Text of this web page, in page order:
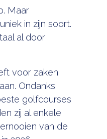
Maar
in zijn soort.
al door
voor zaken
Ondanks
golfcourses
zij al enkele
van de